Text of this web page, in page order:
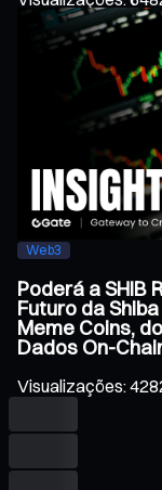
Web3
Poderá a SHIB
Futuro da
Meme Coins,
Dados On-
Visualizações:428